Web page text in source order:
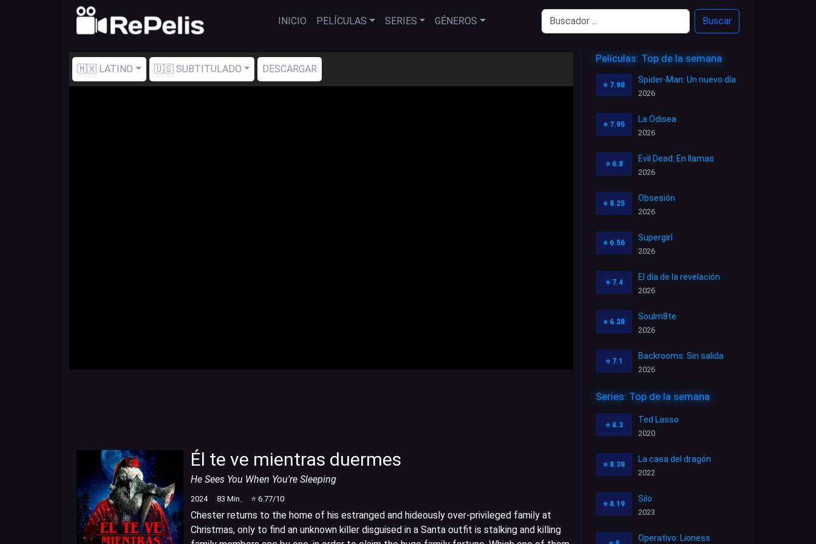
INICIO PELÍCULAS SERIES GÉNEROS Buscar
🇲🇽 LATINO 🇺🇸 SUBTITULADO DESCARGAR
Él te ve mientras duermes
He Sees You When You're Sleeping
2024 83 Min. ⭐ 6.77/10
Chester returns to the home of his estranged and hideously over-privileged family at
Christmas, only to find an unknown killer disguised in a Santa outfit is stalking and killing
Películas: Top de la semana
⭐ 7.98
Spider-Man: Un nuevo día
2026
⭐ 7.95
La Odisea
2026
⭐ 6.8
Evil Dead: En llamas
2026
⭐ 8.25
Obsesión
2026
⭐ 6.56
Supergirl
2026
⭐ 7.4
El día de la revelación
2026
⭐ 6.28
Soulm8te
2026
⭐ 7.1
Backrooms: Sin salida
2026
Series: Top de la semana
⭐ 8.3
Ted Lasso
2020
⭐ 8.38
La casa del dragón
2022
⭐ 8.19
Silo
2023
Operativo: Lioness